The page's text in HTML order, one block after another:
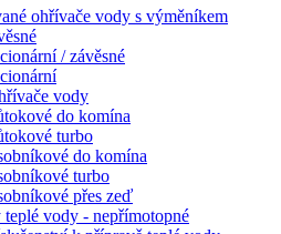
ohřívače vody s výměníkem
/ závěsné
vody
do komína
turbo
do komína
turbo
přes zeď
teplé vody - nepřímotopné